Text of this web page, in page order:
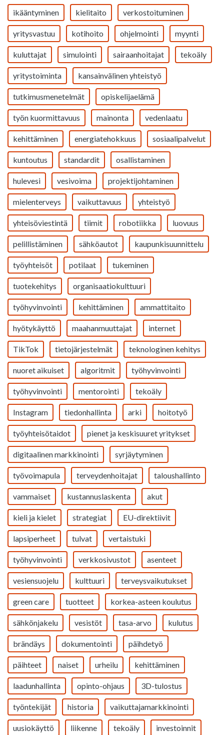
ikääntyminen kielitaito verkostoituminen
yritysvastuu kotihoito ohjelmointi myynti
kuluttajat simulointi sairaanhoitajat tekoäly
yritystoiminta kansainvälinen yhteistyö
tutkimusmenetelmät opiskelijaelämä
työn kuormittavuus mainonta vedenlaatu
kehittäminen energiatehokkuus sosiaalipalvelut
kuntoutus standardit osallistaminen
hulevesi vesivoima projektijohtaminen
mielenterveys vaikuttavuus yhteistyö
yhteisöviestintä tiimit robotiikka luovuus
pelillistäminen sähköautot kaupunkisuunnittelu
työyhteisöt potilaat tukeminen
tuotekehitys organisaatiokulttuuri
työhyvinvointi kehittäminen ammattitaito
hyötykäyttö maahanmuuttajat internet
TikTok tietojärjestelmät teknologinen kehitys
nuoret aikuiset algoritmit työhyvinvointi
työhyvinvointi mentorointi tekoäly
Instagram tiedonhallinta arki hoitotyö
työyhteisötaidot pienet ja keskisuuret yritykset
digitaalinen markkinointi syrjäytyminen
työvoimapula terveydenhoitajat taloushallinto
vammaiset kustannuslaskenta akut
kieli ja kielet strategiat EU-direktiivit
lapsiperheet tulvat vertaistuki
työhyvinvointi verkkosivustot asenteet
vesiensuojelu kulttuuri terveysvaikutukset
green care tuotteet korkea-asteen koulutus
sähkönjakelu vesistöt tasa-arvo kulutus
brändäys dokumentointi päihdetyö
päihteet naiset urheilu kehittäminen
laadunhallinta opinto-ohjaus 3D-tulostus
työntekijät historia vaikuttajamarkkinointi
uusiokäyttö liikenne tekoäly investoinnit